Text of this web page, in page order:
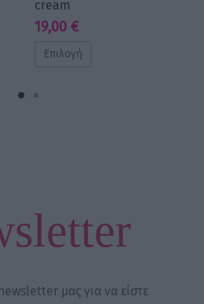
cream
19,00 €
Επιλογή
μας για να είστε